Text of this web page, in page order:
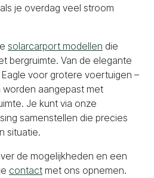
je overdag veel stroom
solarcarport modellen die
bergruimte. Van de elegante
voor grotere voertuigen –
aangepast met
Je kunt via onze
samenstellen die precies
situatie.
de mogelijkheden en een
contact met ons opnemen.